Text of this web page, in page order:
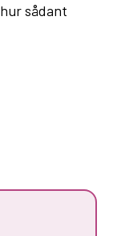
sådant